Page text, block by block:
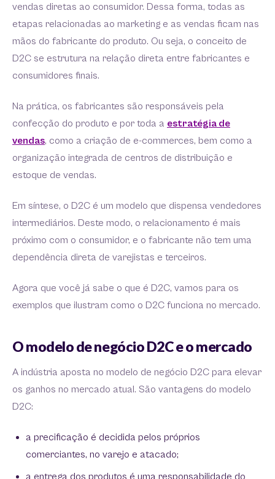
vendas diretas ao consumidor. Dessa forma, todas as
etapas relacionadas ao marketing e as vendas ficam nas
mãos do fabricante do produto. Ou seja, o conceito de
D2C se estrutura na relação direta entre fabricantes e
consumidores finais.
Na prática, os fabricantes são responsáveis pela
confecção do produto e por toda a estratégia de
vendas, como a criação de e-commerces, bem como a
organização integrada de centros de distribuição e
estoque de vendas.
Em síntese, o D2C é um modelo que dispensa vendedores
intermediários. Deste modo, o relacionamento é mais
próximo com o consumidor, e o fabricante não tem uma
dependência direta de varejistas e terceiros.
Agora que você já sabe o que é D2C, vamos para os
exemplos que ilustram como o D2C funciona no mercado.
O modelo de negócio D2C e o mercado
A indústria aposta no modelo de negócio D2C para elevar
os ganhos no mercado atual. São vantagens do modelo
D2C:
a precificação é decidida pelos próprios
comerciantes, no varejo e atacado;
a entrega dos produtos é uma responsabilidade do